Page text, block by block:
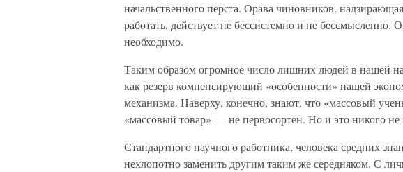
начальственного перста. Орава чиновников,
работать, действует не бессистемно и не бессмысленно.
необходимо.
Таким образом огромное число лишних людей в нашей
как резерв компенсирующий «особенности» нашей
механизма. Наверху, конечно, знают, что «массовый
«массовый товар» — не первосортен. Но и это никого не
Стандартного научного работника, человека средних
нехлопотно заменить другим таким же середняком. С